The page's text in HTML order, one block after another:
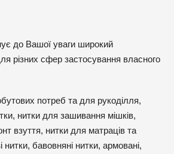
до Вашої уваги широкий
різних сфер застосування власного
потреб та для рукоділля,
нитки для зашивання мішків,
взуття, нитки для матраців та
нитки, бавовняні нитки, армовані,